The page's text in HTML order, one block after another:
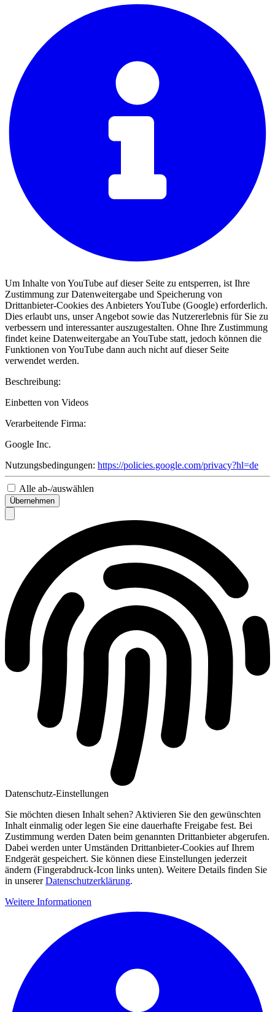
Um Inhalte von YouTube auf dieser Seite zu entsperren, ist Ihre
Zustimmung zur Datenweitergabe und Speicherung von
Drittanbieter-Cookies des Anbieters YouTube (Google) erforderlich.
Dies erlaubt uns, unser Angebot sowie das Nutzererlebnis für Sie zu
verbessern und interessanter auszugestalten. Ohne Ihre Zustimmung
findet keine Datenweitergabe an YouTube statt, jedoch können die
Funktionen von YouTube dann auch nicht auf dieser Seite
verwendet werden.
Beschreibung:
Einbetten von Videos
Verarbeitende Firma:
Google Inc.
Nutzungsbedingungen: https://policies.google.com/privacy?hl=de
Alle ab-/auswählen
Übernehmen
Datenschutz-Einstellungen
Sie möchten diesen Inhalt sehen? Aktivieren Sie den gewünschten
Inhalt einmalig oder legen Sie eine dauerhafte Freigabe fest. Bei
Zustimmung werden Daten beim genannten Drittanbieter abgerufen.
Dabei werden unter Umständen Drittanbieter-Cookies auf Ihrem
Endgerät gespeichert. Sie können diese Einstellungen jederzeit
ändern (Fingerabdruck-Icon links unten). Weitere Details finden Sie
in unsererDatenschutzerklärung.
Weitere Informationen